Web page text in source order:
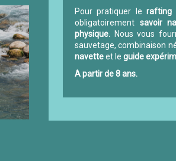
Pour pratiquer lerafting
obligatoirement savoir
physique. Nous vous
sauvetage, combinaison
navetteet le guide
A partir de 8 ans.